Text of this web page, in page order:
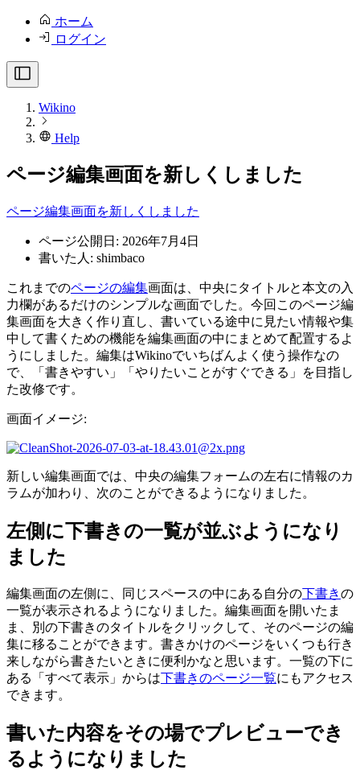
ホーム
ログイン
Wikino
Help
ページ編集画面を新しくしました
ページ編集画面を新しくしました
ページ公開日: 2026年7月4日
書いた人: shimbaco
これまでのページの編集画面は、中央にタイトルと本文の入
力欄があるだけのシンプルな画面でした。今回このページ編
集画面を大きく作り直し、書いている途中に見たい情報や集
中して書くための機能を編集画面の中にまとめて配置するよ
うにしました。編集はWikinoでいちばんよく使う操作なの
で、「書きやすい」「やりたいことがすぐできる」を目指し
た改修です。
画面イメージ:
新しい編集画面では、中央の編集フォームの左右に情報のカ
ラムが加わり、次のことができるようになりました。
左側に下書きの一覧が並ぶようになり
ました
編集画面の左側に、同じスペースの中にある自分の下書きの
一覧が表示されるようになりました。編集画面を開いたま
ま、別の下書きのタイトルをクリックして、そのページの編
集に移ることができます。書きかけのページをいくつも行き
来しながら書きたいときに便利かなと思います。一覧の下に
ある「すべて表示」からは下書きのページ一覧にもアクセス
できます。
書いた内容をその場でプレビューでき
るようになりました